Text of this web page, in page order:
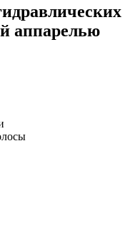
аппарелью